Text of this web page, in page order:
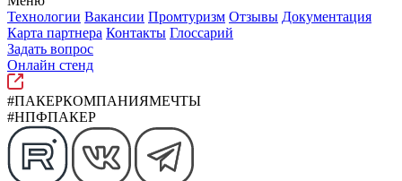
Технологии Вакансии Промтуризм Отзывы Документация
Карта партнера Контакты Глоссарий
Задать вопрос
Онлайн стенд
#ПАКЕРКОМПАНИЯМЕЧТЫ
#НПФПАКЕР